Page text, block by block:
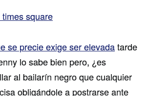
se precie exige ser elevadatarde
lo sabe bien pero, ¿es
al bailarí­n negro que cualquier
obligándole a postrarse ante